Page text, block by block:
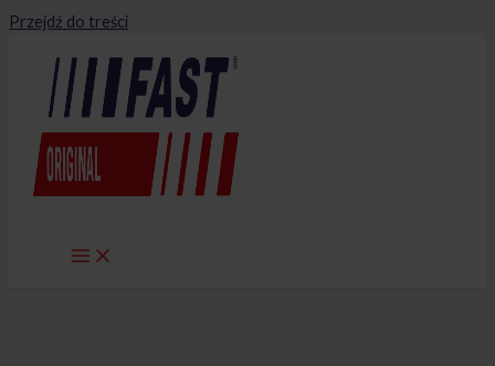
Przejdź do treści